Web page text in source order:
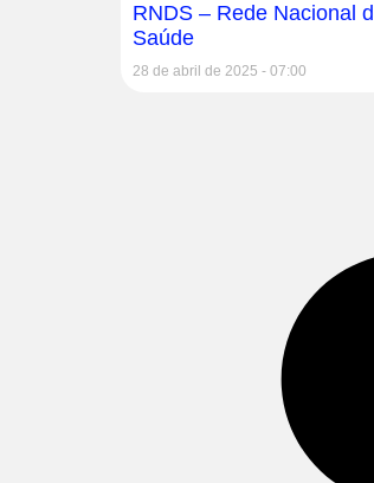
RNDS – Rede Nacional
Saúde
28 de abril de 2025 07:00